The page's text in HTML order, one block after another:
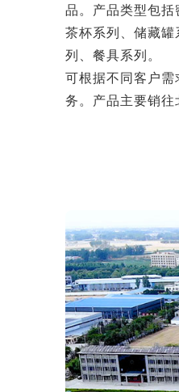
品。产品类型包括
茶杯系列、储藏
列、餐具系列。
可根据不同客户
务。产品主要销往